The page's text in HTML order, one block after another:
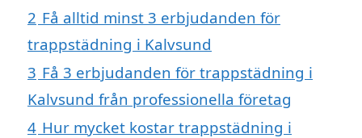
2 Få alltid minst 3 erbjudanden för
trappstädning i Kalvsund
3 Få 3 erbjudanden för trappstädning i
Kalvsund från professionella företag
4 Hur mycket kostar trappstädning i